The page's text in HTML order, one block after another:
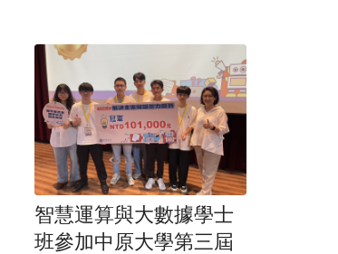
智慧運算與大數據學士
班參加中原大學第三屆